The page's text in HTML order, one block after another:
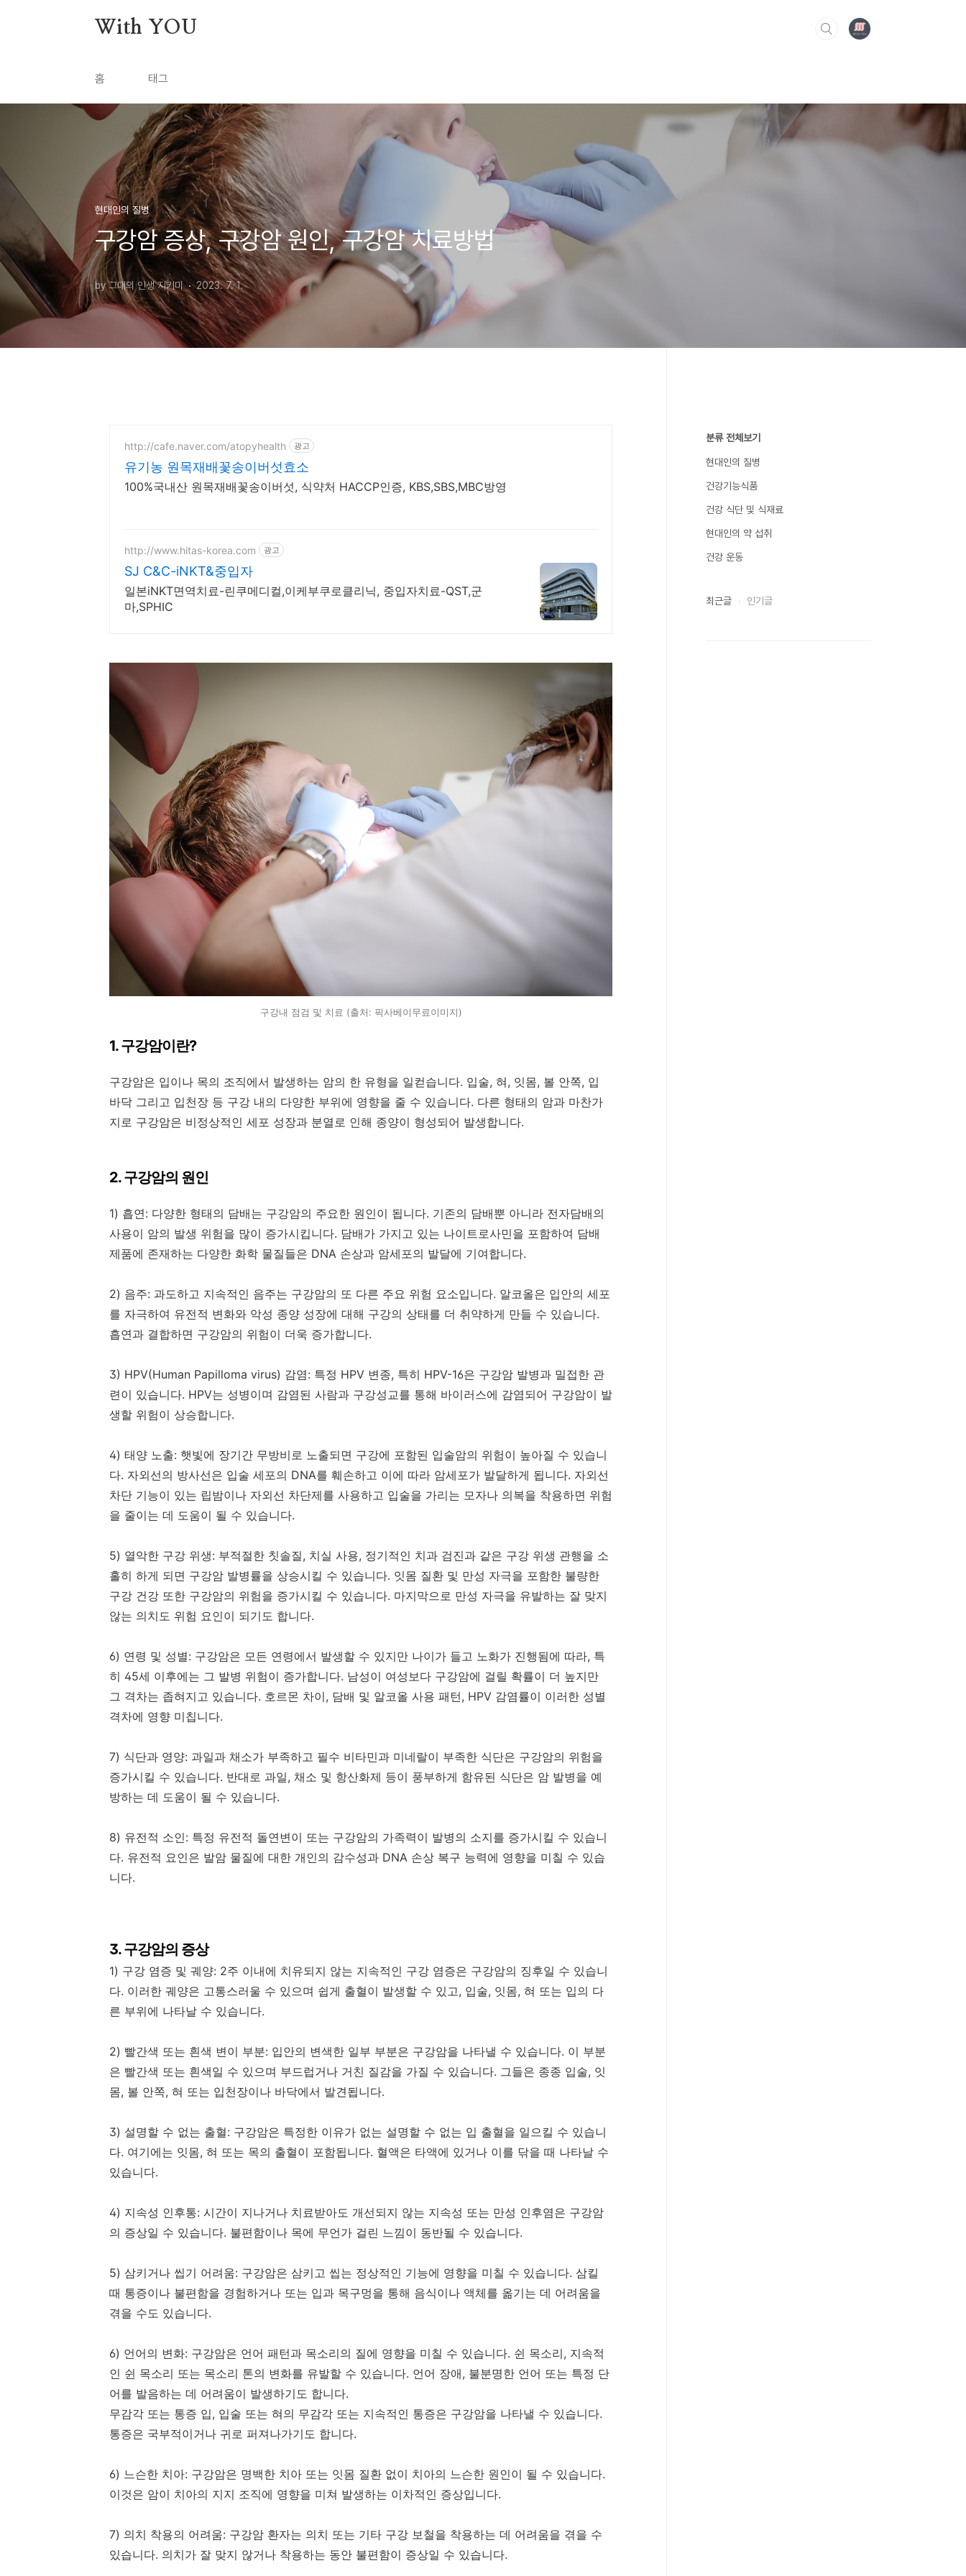
With YOU
홈 태그
현대인의 질병
구강암 증상, 구강암 원인, 구강암 치료방법
by 그대의 인생 지키미 2023. 7. 1.
http://cafe.naver.com/atopyhealth 광고
유기농 원목재배꽃송이버섯효소
100%국내산 원목재배꽃송이버섯, 식약처 HACCP인증, KBS,SBS,MBC방영
http://www.hitas-korea.com 광고
SJ C&C-iNKT&중입자
일본iNKT면역치료-린쿠메디컬,이케부쿠로클리닉, 중입자치료-QST,군
마,SPHIC
구강내 점검 및 치료 (출처: 픽사베이무료이미지)
1.구강암이란?
구강암은 입이나 목의 조직에서 발생하는 암의 한 유형을 일컫습니다. 입술, 혀, 잇몸, 볼 안쪽, 입
바닥 그리고 입천장 등 구강 내의 다양한 부위에 영향을 줄 수 있습니다. 다른 형태의 암과 마찬가
지로 구강암은 비정상적인 세포 성장과 분열로 인해 종양이 형성되어 발생합니다.
2.구강암의 원인
1) 흡연: 다양한 형태의 담배는 구강암의 주요한 원인이 됩니다. 기존의 담배뿐 아니라 전자담배의
사용이 암의 발생 위험을 많이 증가시킵니다. 담배가 가지고 있는 나이트로사민을 포함하여 담배
제품에 존재하는 다양한 화학 물질들은 DNA 손상과 암세포의 발달에 기여합니다.
2) 음주: 과도하고 지속적인 음주는 구강암의 또 다른 주요 위험 요소입니다. 알코올은 입안의 세포
를 자극하여 유전적 변화와 악성 종양 성장에 대해 구강의 상태를 더 취약하게 만들 수 있습니다.
흡연과 결합하면 구강암의 위험이 더욱 증가합니다.
3) HPV(Human Papilloma virus) 감염: 특정 HPV 변종, 특히 HPV-16은 구강암 발병과 밀접한 관
련이 있습니다. HPV는 성병이며 감염된 사람과 구강성교를 통해 바이러스에 감염되어 구강암이 발
생할 위험이 상승합니다.
4) 태양 노출: 햇빛에 장기간 무방비로 노출되면 구강에 포함된 입술암의 위험이 높아질 수 있습니
다. 자외선의 방사선은 입술 세포의 DNA를 훼손하고 이에 따라 암세포가 발달하게 됩니다. 자외선
차단 기능이 있는 립밤이나 자외선 차단제를 사용하고 입술을 가리는 모자나 의복을 착용하면 위험
을 줄이는 데 도움이 될 수 있습니다.
5) 열악한 구강 위생: 부적절한 칫솔질, 치실 사용, 정기적인 치과 검진과 같은 구강 위생 관행을 소
홀히 하게 되면 구강암 발병률을 상승시킬 수 있습니다. 잇몸 질환 및 만성 자극을 포함한 불량한
구강 건강 또한 구강암의 위험을 증가시킬 수 있습니다. 마지막으로 만성 자극을 유발하는 잘 맞지
않는 의치도 위험 요인이 되기도 합니다.
6) 연령 및 성별: 구강암은 모든 연령에서 발생할 수 있지만 나이가 들고 노화가 진행됨에 따라, 특
히 45세 이후에는 그 발병 위험이 증가합니다. 남성이 여성보다 구강암에 걸릴 확률이 더 높지만
그 격차는 좁혀지고 있습니다. 호르몬 차이, 담배 및 알코올 사용 패턴, HPV 감염률이 이러한 성별
격차에 영향 미칩니다.
7) 식단과 영양: 과일과 채소가 부족하고 필수 비타민과 미네랄이 부족한 식단은 구강암의 위험을
증가시킬 수 있습니다. 반대로 과일, 채소 및 항산화제 등이 풍부하게 함유된 식단은 암 발병을 예
방하는 데 도움이 될 수 있습니다.
8) 유전적 소인: 특정 유전적 돌연변이 또는 구강암의 가족력이 발병의 소지를 증가시킬 수 있습니
다. 유전적 요인은 발암 물질에 대한 개인의 감수성과 DNA 손상 복구 능력에 영향을 미칠 수 있습
니다.
3.구강암의 증상
1) 구강 염증 및 궤양: 2주 이내에 치유되지 않는 지속적인 구강 염증은 구강암의 징후일 수 있습니
다. 이러한 궤양은 고통스러울 수 있으며 쉽게 출혈이 발생할 수 있고, 입술, 잇몸, 혀 또는 입의 다
른 부위에 나타날 수 있습니다.
2) 빨간색 또는 흰색 변이 부분: 입안의 변색한 일부 부분은 구강암을 나타낼 수 있습니다. 이 부분
은 빨간색 또는 흰색일 수 있으며 부드럽거나 거친 질감을 가질 수 있습니다. 그들은 종종 입술, 잇
몸, 볼 안쪽, 혀 또는 입천장이나 바닥에서 발견됩니다.
3) 설명할 수 없는 출혈: 구강암은 특정한 이유가 없는 설명할 수 없는 입 출혈을 일으킬 수 있습니
다. 여기에는 잇몸, 혀 또는 목의 출혈이 포함됩니다. 혈액은 타액에 있거나 이를 닦을 때 나타날 수
있습니다.
4) 지속성 인후통: 시간이 지나거나 치료받아도 개선되지 않는 지속성 또는 만성 인후염은 구강암
의 증상일 수 있습니다. 불편함이나 목에 무언가 걸린 느낌이 동반될 수 있습니다.
5) 삼키거나 씹기 어려움: 구강암은 삼키고 씹는 정상적인 기능에 영향을 미칠 수 있습니다. 삼킬
때 통증이나 불편함을 경험하거나 또는 입과 목구멍을 통해 음식이나 액체를 옮기는 데 어려움을
겪을 수도 있습니다.
6) 언어의 변화: 구강암은 언어 패턴과 목소리의 질에 영향을 미칠 수 있습니다. 쉰 목소리, 지속적
인 쉰 목소리 또는 목소리 톤의 변화를 유발할 수 있습니다. 언어 장애, 불분명한 언어 또는 특정 단
어를 발음하는 데 어려움이 발생하기도 합니다.
무감각 또는 통증 입, 입술 또는 혀의 무감각 또는 지속적인 통증은 구강암을 나타낼 수 있습니다.
통증은 국부적이거나 귀로 퍼져나가기도 합니다.
6) 느슨한 치아: 구강암은 명백한 치아 또는 잇몸 질환 없이 치아의 느슨한 원인이 될 수 있습니다.
이것은 암이 치아의 지지 조직에 영향을 미쳐 발생하는 이차적인 증상입니다.
7) 의치 착용의 어려움: 구강암 환자는 의치 또는 기타 구강 보철을 착용하는 데 어려움을 겪을 수
있습니다. 의치가 잘 맞지 않거나 착용하는 동안 불편함이 증상일 수 있습니다.
분류 전체보기
현대인의 질병
건강기능식품
건강 식단 및 식재료
현대인의 약 섭취
건강 운동
최근글 인기글